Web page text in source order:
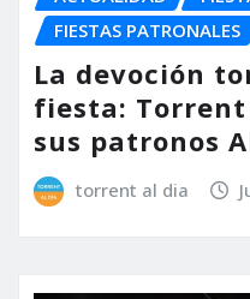
FIESTAS PATRONALES
La devoción
fiesta:
sus patronos
torrent al dia